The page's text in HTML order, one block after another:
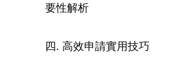
要性解析
四. 高效申請實用技巧